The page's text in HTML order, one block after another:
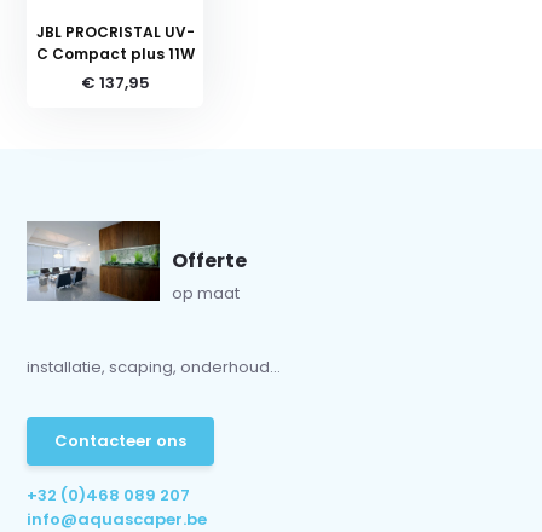
JBL PROCRISTAL UV-
C Compact plus 11W
€ 137,95
Offerte
op maat
installatie, scaping, onderhoud...
Contacteer ons
+32 (0)468 089 207
info@aquascaper.be